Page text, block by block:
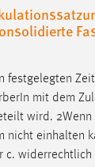
festgelegten
mit dem
wird.
nicht einhalten
c. widerrechtlich
ist notwendig um
können.